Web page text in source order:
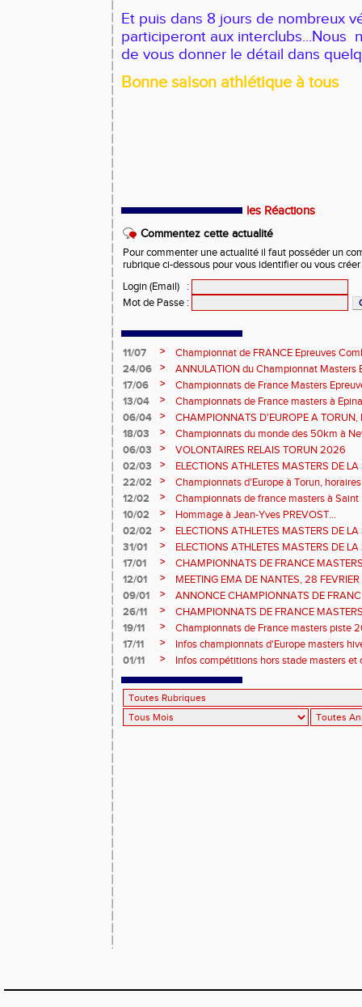
Et puis dans 8 jours de nombreux
participeront aux interclubs...Nous
de vous donner le détail dans
Bonne saison athlétique à tous
les Réactions
Commentez cette actualité
Pour commenter une actualité il faut posséder un
rubrique ci-dessous pour vous identifier ou vous
Login (Email)
:
Mot de Passe :
11/07 >
Championnat de FRANCE Epreuves
et Marche CHATEAUROUX
24/06 >
ANNULATION du Championnat Masters
Châteauroux les 27-28 juin
17/06 >
Championnats de France Masters
fond long
13/04 >
Championnats de France masters à
prévisionnels, montée de barres et
06/04 >
CHAMPIONNATS D'EUROPE A
18/03
>
Championnats du monde des 50km à
Sébastien DOUMENC.
06/03 >
VOLONTAIRES RELAIS TORUN 2026
02/03
>
ELECTIONS ATHLETES MASTERS DE
2ème vote : athlètes hommes.
22/02 >
Championnats d'Europe à Torun,
informations...
12/02 >
Championnats de france masters à Saint
février 2026.
10/02 >
Hommage à Jean-Yves PREVOST...
02/02
>
ELECTIONS ATHLETES MASTERS DE
vote : athlètes femmes.
31/01 >
ELECTIONS ATHLETES MASTERS DE
17/01
>
CHAMPIONNATS DE FRANCE
informations sur les inscriptions et report
12/01 >
MEETING EMA DE NANTES, 28
09/01
>
ANNONCE CHAMPIONNATS DE
ÉPREUVES COMBINÉES ET ÉPREUVES
26/11 >
CHAMPIONNATS DE FRANCE
2026, site de l'organisation.
19/11 >
Championnats de France masters piste
17/11
>
Infos championnats d'Europe masters
01/11
> Infos compétitions hors stade masters et